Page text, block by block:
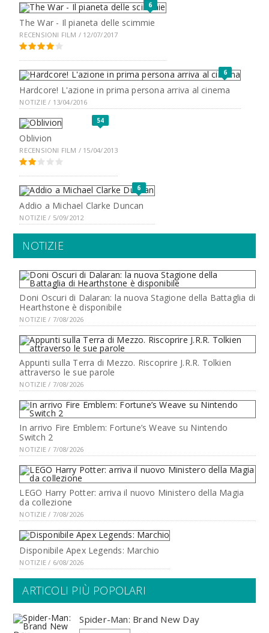
6
The War - Il pianeta delle scimmie
RECENSIONI FILM / 12/07/2017
6
Hardcore! L'azione in prima persona arriva al cinema
NOTIZIE / 13/04/2016
54
Oblivion
RECENSIONI FILM / 15/04/2013
6
Addio a Michael Clarke Duncan
NOTIZIE / 5/09/2012
NOTIZIE
Doni Oscuri di Dalaran: la nuova Stagione della Battaglia di
Hearthstone è disponibile
NOTIZIE / 7/08/2026
Appunti sulla Terra di Mezzo. Riscoprire J.R.R. Tolkien
attraverso le sue parole
NOTIZIE / 7/08/2026
In arrivo Fire Emblem: Fortune’s Weave su Nintendo
Switch 2
NOTIZIE / 7/08/2026
LEGO Harry Potter: arriva il nuovo Ministero della Magia
da collezione
NOTIZIE / 7/08/2026
Disponibile Apex Legends: Marchio
NOTIZIE / 6/08/2026
ARTICOLI PIÙ POPOLARI
Spider-Man: Brand New Day